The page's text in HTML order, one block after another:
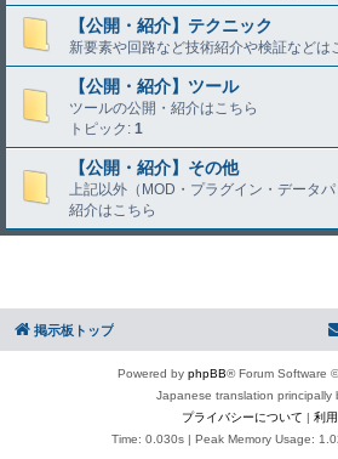
【公開・紹介】テクニック
新要素や回路など技術紹介や検証などは
【公開・紹介】ツール
ツールの公開・紹介はこちら
トピック: 1
【公開・紹介】その他
上記以外（MOD・プラグイン・データ
紹介はこちら
掲示板トップ
Powered by phpBB® Forum Software
Japanese translation principally
プライバシーについて | 利
Time: 0.030s| Peak Memory Usage: